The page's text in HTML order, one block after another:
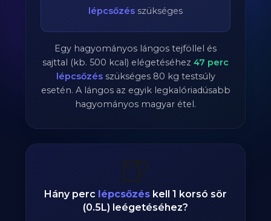
lépcsőzés szükséges
Egy hagyományos lángos tejföllel és
sajttal (kb. 500 kcal) elégetéséhez 47 perc
lépcsőzésszükséges 80 kg testsúly
esetén. A lángos az egyik legkalóriadúsabb
hagyományos magyar étel.
🍺
Hány perc lépcsőzés kell 1 korsó sör
(0.5L) leégetéséhez?